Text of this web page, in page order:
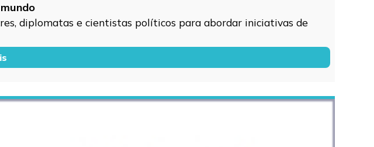
diplomatas e cientistas políticos para abordar iniciativas de